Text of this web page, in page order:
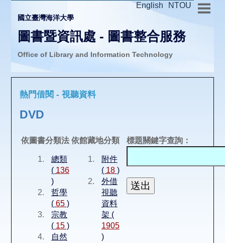
NTOU
English
國立臺灣海洋大學
圖書暨資訊處 - 圖書整合服務
Office of Library and Information Technology
推廣活動
圖書互借
線上報名
申請表單
空間借用
熱門借閱 - 視聽資料
DVD
依圖書分類法
總類
( 136
)
哲學
( 65)
宗教
( 15)
自然
依館藏地分類
附件
( 18)
外借
視聽
資料
架 (
1905
)
標題關鍵字查詢：